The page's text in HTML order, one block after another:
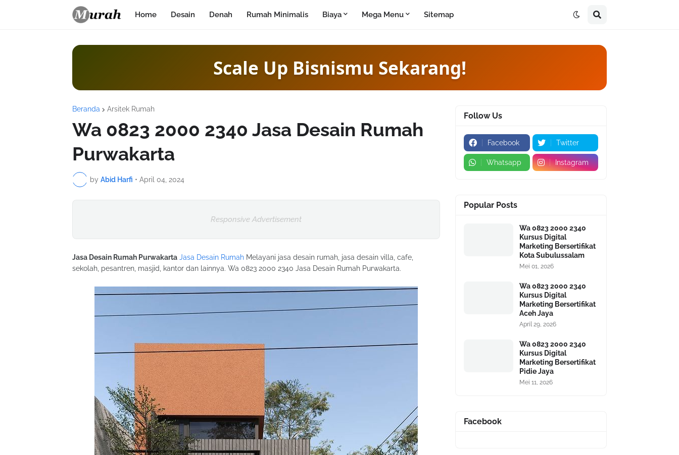
Home Desain Denah Rumah Minimalis Biaya Mega Menu Sitemap
Scale Up Bisnismu Sekarang!
Beranda Arsitek Rumah
Wa 0823 2000 2340 Jasa Desain Rumah
Purwakarta
by Abid Harfi • April 04, 2024
Responsive Advertisement
Jasa Desain Rumah Purwakarta Jasa Desain Rumah Melayani jasa desain rumah, jasa desain villa, cafe,
sekolah, pesantren, masjid, kantor dan lainnya. Wa 0823 2000 2340 Jasa Desain Rumah Purwakarta.
Follow Us
Facebook Twitter
Whatsapp Instagram
Popular Posts
Wa 0823 2000 2340
Kursus Digital
Marketing Bersertifikat
Kota Subulussalam
Mei 01, 2026
Wa 0823 2000 2340
Kursus Digital
Marketing Bersertifikat
Aceh Jaya
April 29, 2026
Wa 0823 2000 2340
Kursus Digital
Marketing Bersertifikat
Pidie Jaya
Mei 11, 2026
Facebook